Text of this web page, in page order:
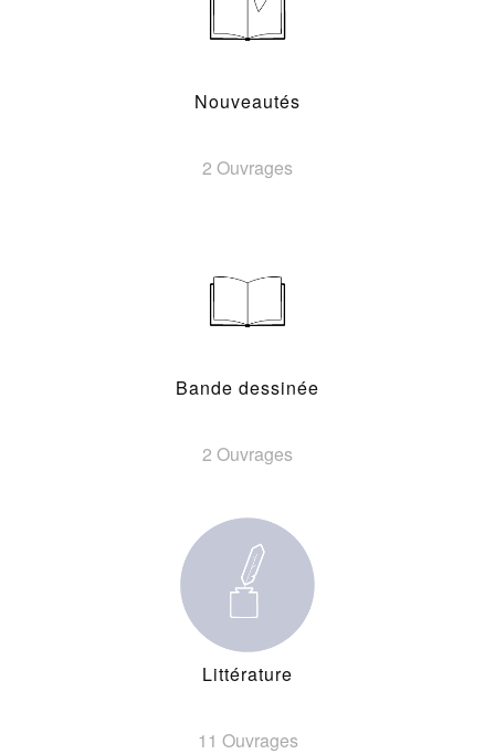
Nouveautés
2 Ouvrages
Bande dessinée
2 Ouvrages
Littérature
11 Ouvrages